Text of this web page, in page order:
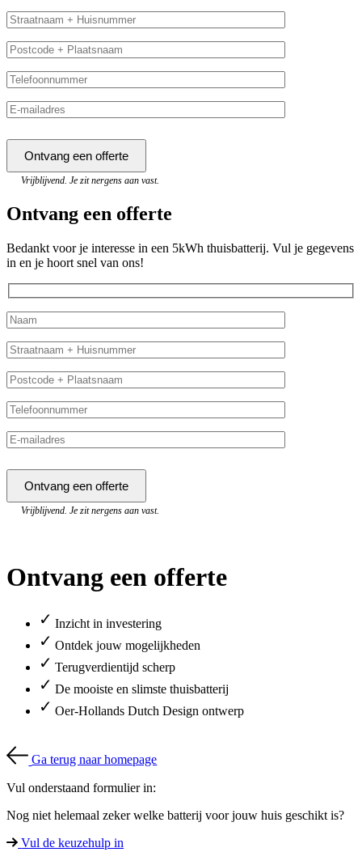
Vrijblijvend. Je zit nergens aan vast.
Ontvang een offerte
Bedankt voor je interesse in een 5kWh thuisbatterij. Vul je gegevens
in en je hoort snel van ons!
Vrijblijvend. Je zit nergens aan vast.
Ontvang een offerte
✓ Inzicht in investering
✓ Ontdek jouw mogelijkheden
✓ Terugverdientijd scherp
✓ De mooiste en slimste thuisbatterij
✓ Oer-Hollands Dutch Design ontwerp
Ga terug naar homepage
Vul onderstaand formulier in:
Nog niet helemaal zeker welke batterij voor jouw huis geschikt is?
Vul de keuzehulp in